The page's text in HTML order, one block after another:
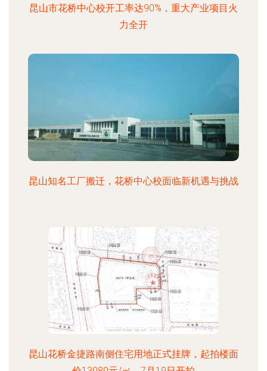
昆山市花桥中心校开工率达90%，重大产业项目火
力全开
昆山知名工厂搬迁，花桥中心校面临新机遇与挑战
昆山花桥金捷路南侧住宅用地正式挂牌，起拍楼面